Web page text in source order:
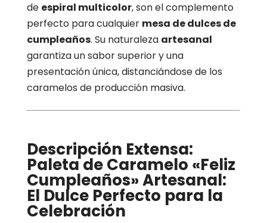
de espiral multicolor, son el complemento
perfecto para cualquier mesa de dulces de
cumpleaños. Su naturaleza artesanal
garantiza un sabor superior y una
presentación única, distanciándose de los
caramelos de producción masiva.
Descripción Extensa:
Paleta de Caramelo «Feliz
Cumpleaños» Artesanal:
El Dulce Perfecto para la
Celebración